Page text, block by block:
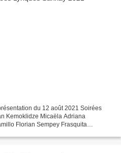
du 12 août 2021 Soirées
Kemoklidze Micaëla Adriana
Florian Sempey Frasquita